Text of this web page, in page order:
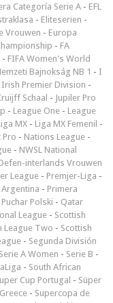
Categoría Serie A - EFL
- Eliteserien -
Vrouwen - Europa
- FA
- FIFA Women's World
Bajnokság NB 1 - I
Irish Premier Division -
Schaal - Jupiler Pro
- League One - League
MX - Liga MX Femenil -
Pro - Nations League -
- NWSL National
interlands Vrouwen
League - Premjer-Liga -
- Primera
Puchar Polski - Qatar
League - Scottish
League Two - Scottish
- Segunda División
Serie A Women - Serie B -
- South African
Cup Portugal - Süper
- Supercopa de